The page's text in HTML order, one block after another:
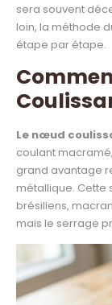
sera souvent
loin, la méthode
étape par étape.
Le nœud
coulant
grand avantage
métallique. Cette
brésiliens,
mais le serrage